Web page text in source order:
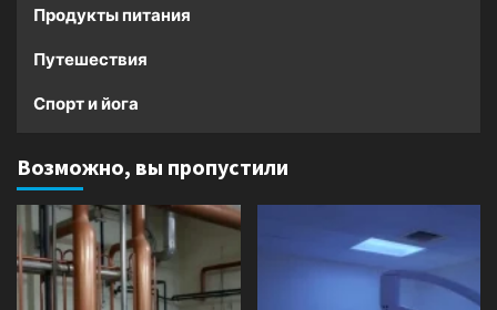
Продукты питания
Путешествия
Спорт и йога
Возможно, вы пропустили